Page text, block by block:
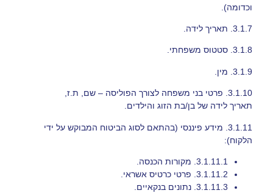
וכדומה).
3.1.7. תאריך לידה.
3.1.8. סטטוס משפחתי.
3.1.9. מין.
3.1.10. פרטי בני משפחה לצורך הפוליסה – שם, ת.ז,
תאריך לידה של בן/בת הזוג והילדים.
3.1.11. מידע פיננסי (בהתאם לסוג הביטוח המבוקש על ידי
הלקוח):
3.1.11.1. מקורות הכנסה.
3.1.11.2. פרטי כרטיס אשראי.
3.1.11.3. נתונים בנקאיים.